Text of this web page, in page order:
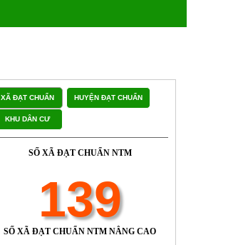
XÃ ĐẠT CHUẨN HUYỆN ĐẠT CHUẨN
KHU DÂN CƯ
SỐ XÃ ĐẠT CHUẨN NTM
139
SỐ XÃ ĐẠT CHUẨN NTM NÂNG CAO